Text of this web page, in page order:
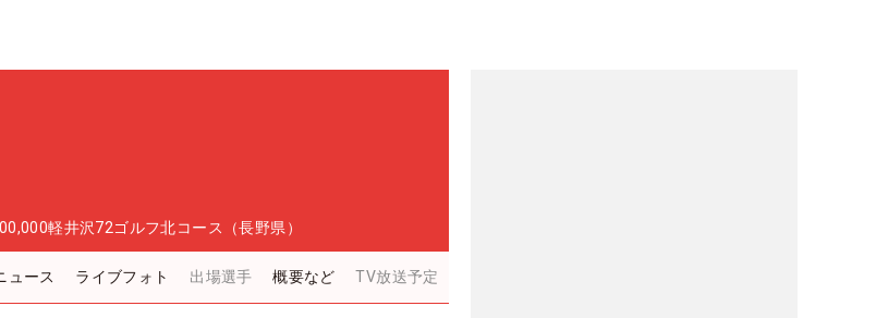
軽井沢72ゴルフ北コース（長野県）
ュース ライブフォト 出場選手 概要など TV放送予定